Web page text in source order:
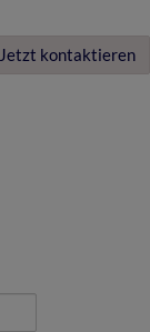
Jetzt kontaktieren